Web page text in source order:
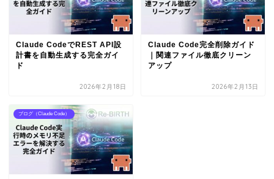
Claude CodeでREST API設
計書を自動生成する完全ガイ
ド
2026年2月18日
Claude Code完全削除ガイド
｜関連ファイル徹底クリーン
アップ
2026年2月13日
ブログ（Claude Code）